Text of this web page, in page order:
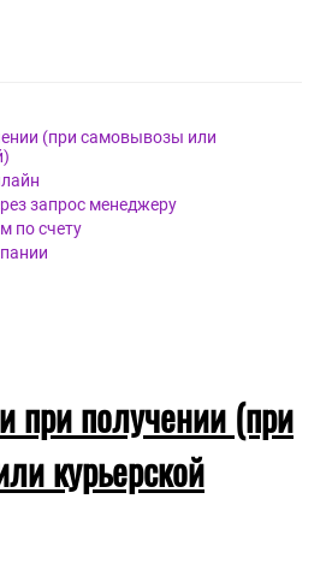
(при самовывозы или
запрос менеджеру
по счету
при получении (при
курьерской